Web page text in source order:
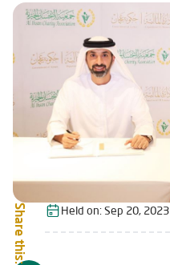
Share this: Held on:Sep 20, 2023